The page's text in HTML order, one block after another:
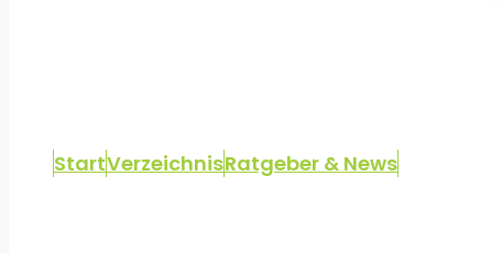
StartVerzeichnisRatgeber & News